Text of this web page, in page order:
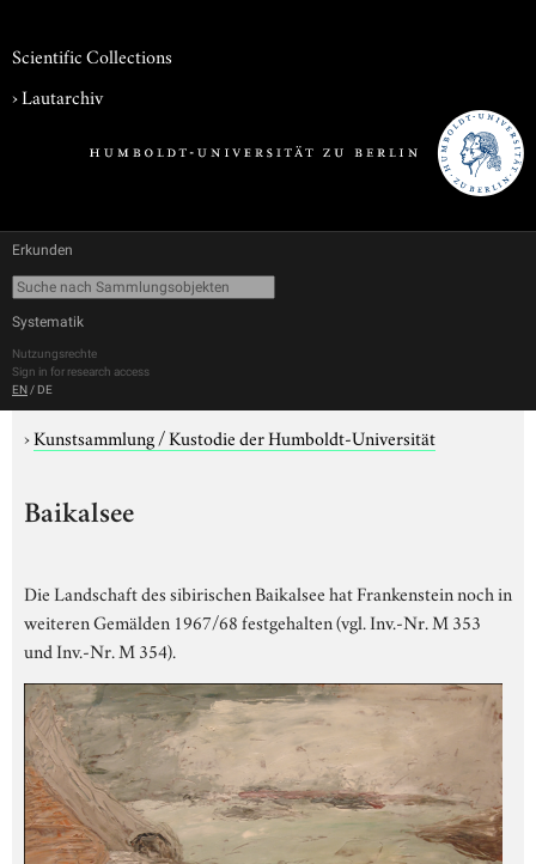
Scientific Collections
›Lautarchiv
Erkunden
Systematik
Nutzungsrechte
Sign in for research access
EN / DE
›Kunstsammlung / Kustodie der Humboldt-Universität
Baikalsee
Die Landschaft des sibirischen Baikalsee hat Frankenstein noch in
weiteren Gemälden 1967/68 festgehalten (vgl. Inv.-Nr. M 353
und Inv.-Nr. M 354).